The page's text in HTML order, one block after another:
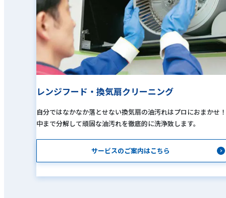
レンジフード・換気扇クリーニング
自分ではなかなか落とせない換気扇の油汚れはプロにおまかせ！
中まで分解して頑固な油汚れを徹底的に洗浄致します。
サービスのご案内はこちら